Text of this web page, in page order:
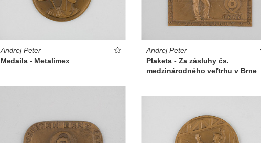
Andrej Peter
Medaila - Metalimex
Andrej Peter
Plaketa - Za zásluhy čs.
medzinárodného veľtrhu v Brne